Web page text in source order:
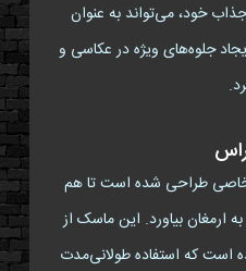
خود، می‌تواند به عنوان
جلوه‌های ویژه در عکاسی و
طراحی شده است تا هم
ارمغان بیاورد. این ماسک از
است که استفاده طولانی‌مدت